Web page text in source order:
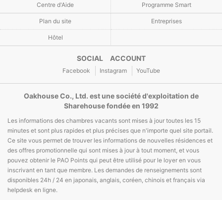
Centre d'Aide Programme Smart
Plan du site Entreprises
Hôtel
SOCIAL ACCOUNT
Facebook Instagram YouTube
Oakhouse Co., Ltd. est une société d'exploitation de
Sharehouse fondée en 1992
Les informations des chambres vacants sont mises à jour toutes les 15
minutes et sont plus rapides et plus précises que n'importe quel site portail.
Ce site vous permet de trouver les informations de nouvelles résidences et
des offres promotionnelle qui sont mises à jour à tout moment, et vous
pouvez obtenir le PAO Points qui peut être utilisé pour le loyer en vous
inscrivant en tant que membre. Les demandes de renseignements sont
disponibles 24h / 24 en japonais, anglais, coréen, chinois et français via
helpdesk en ligne.